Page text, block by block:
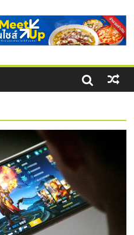
คุณภาพสูง พร้อม
และเสียง
,